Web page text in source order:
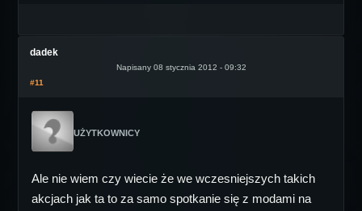
dadek
Napisany 08 stycznia 2012 - 09:32
#11
UŻYTKOWNICY
Ale nie wiem czy wiecie że we wczesniejszych takich
akcjach jak ta to za samo spotkanie się z modami na